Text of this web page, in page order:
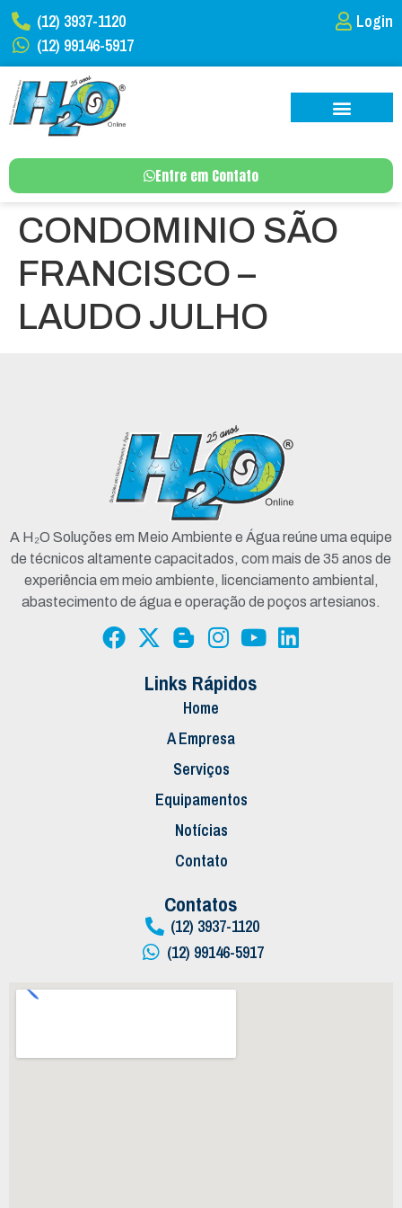
(12) 3937-1120
(12) 99146-5917
Login
Entre em Contato
CONDOMINIO SÃO
FRANCISCO –
LAUDO JULHO
A H₂O Soluções em Meio Ambiente e Água reúne uma equipe
de técnicos altamente capacitados, com mais de 35 anos de
experiência em meio ambiente, licenciamento ambiental,
abastecimento de água e operação de poços artesianos.
Links Rápidos
Home
A Empresa
Serviços
Equipamentos
Notícias
Contato
Contatos
(12) 3937-1120
(12) 99146-5917